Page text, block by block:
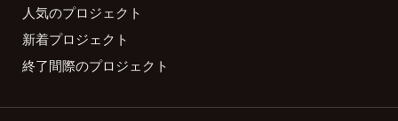
人気のプロジェクト
新着プロジェクト
終了間際のプロジェクト